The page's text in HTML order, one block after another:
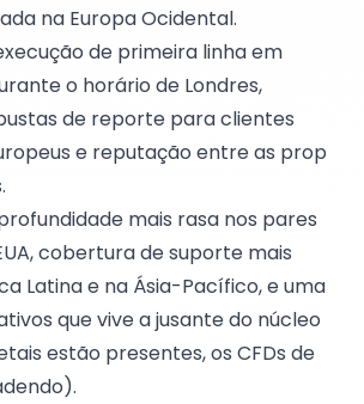
na Europa Ocidental.
de primeira linha em
o horário de Londres,
de reporte para clientes
e reputação entre as prop
mais rasa nos pares
cobertura de suporte mais
Latina e na Ásia-Pacífico, e uma
que vive a jusante do núcleo
estão presentes, os CFDs de